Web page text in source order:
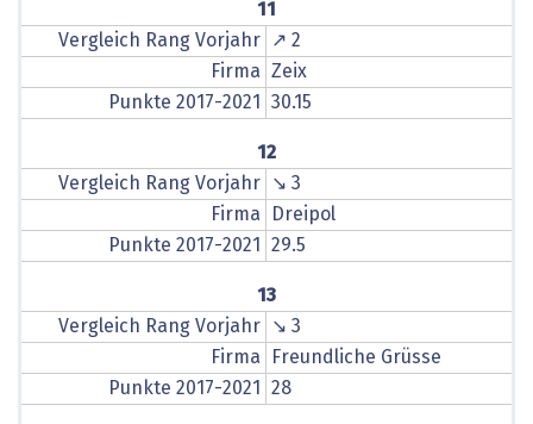
11
Vergleich Rang Vorjahr
↗ 2
Firma
Zeix
Punkte 2017-2021
30.15
12
Vergleich Rang Vorjahr
↘ 3
Firma
Dreipol
Punkte 2017-2021
29.5
13
Vergleich Rang Vorjahr
↘ 3
Firma
Freundliche Grüsse
Punkte 2017-2021
28